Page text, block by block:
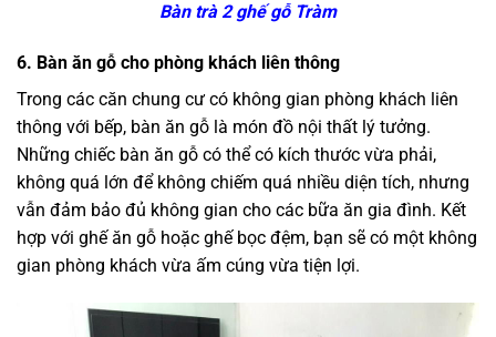
Bàn trà 2 ghế gỗ Tràm
6. Bàn ăn gỗ cho phòng khách liên thông
Trong các căn chung cư có không gian phòng khách liên
thông với bếp, bàn ăn gỗ là món đồ nội thất lý tưởng.
Những chiếc bàn ăn gỗ có thể có kích thước vừa phải,
không quá lớn để không chiếm quá nhiều diện tích, nhưng
vẫn đảm bảo đủ không gian cho các bữa ăn gia đình. Kết
hợp với ghế ăn gỗ hoặc ghế bọc đệm, bạn sẽ có một không
gian phòng khách vừa ấm cúng vừa tiện lợi.